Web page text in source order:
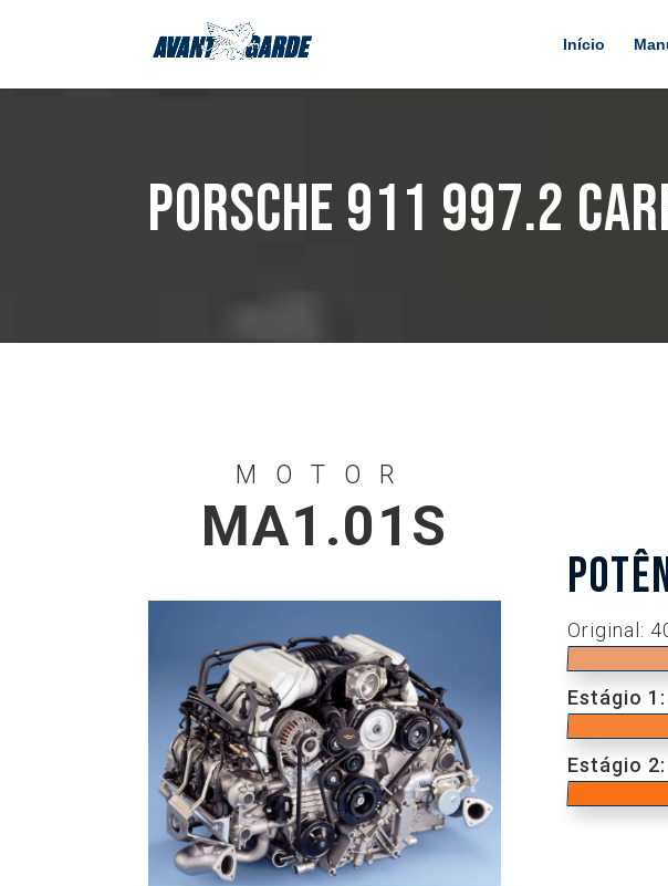
Início
PORSCHE 911 997.2
MOTOR
MA1.01S
Original:
Estágio 1:
Estágio 2: